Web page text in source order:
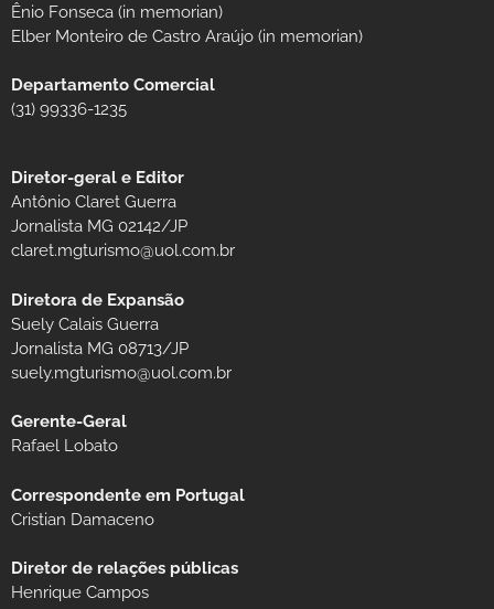
Ênio Fonseca (in memorian)
Elber Monteiro de Castro Araújo (in memorian)
Departamento Comercial
(31) 99336-1235
Diretor-geral e Editor
Antônio Claret Guerra
Jornalista MG 02142/JP
claret.mgturismo@uol.com.br
Diretora de Expansão
Suely Calais Guerra
Jornalista MG 08713/JP
suely.mgturismo@uol.com.br
Gerente-Geral
Rafael Lobato
Correspondente em Portugal
Cristian Damaceno
Diretor de relações públicas
Henrique Campos